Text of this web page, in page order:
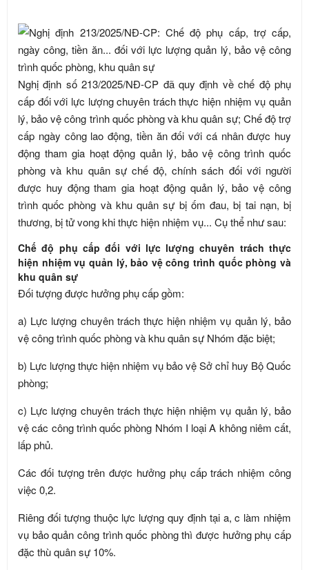
Nghị định số 213/2025/NĐ-CP đã quy định về chế độ phụ
cấp đối với lực lượng chuyên trách thực hiện nhiệm vụ quản
lý, bảo vệ công trình quốc phòng và khu quân sự; Chế độ trợ
cấp ngày công lao động, tiền ăn đối với cá nhân được huy
động tham gia hoạt động quản lý, bảo vệ công trình quốc
phòng và khu quân sự chế độ, chính sách đối với người
được huy động tham gia hoạt động quản lý, bảo vệ công
trình quốc phòng và khu quân sự bị ốm đau, bị tai nạn, bị
thương, bị tử vong khi thực hiện nhiệm vụ... Cụ thể như sau:
Chế độ phụ cấp đối với lực lượng chuyên trách thực
hiện nhiệm vụ quản lý, bảo vệ công trình quốc phòng và
khu quân sự
Đối tượng được hưởng phụ cấp gồm:
a) Lực lượng chuyên trách thực hiện nhiệm vụ quản lý, bảo
vệ công trình quốc phòng và khu quân sự Nhóm đặc biệt;
b) Lực lượng thực hiện nhiệm vụ bảo vệ Sở chỉ huy Bộ Quốc
phòng;
c) Lực lượng chuyên trách thực hiện nhiệm vụ quản lý, bảo
vệ các công trình quốc phòng Nhóm I loại A không niêm cất,
lấp phủ.
Các đối tượng trên được hưởng phụ cấp trách nhiệm công
việc 0,2.
Riêng đối tượng thuộc lực lượng quy định tại a, c làm nhiệm
vụ bảo quản công trình quốc phòng thì được hưởng phụ cấp
đặc thù quân sự 10%.